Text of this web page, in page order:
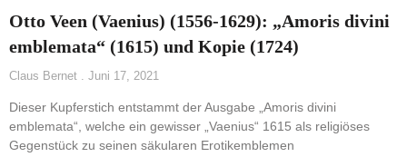
Otto Veen (Vaenius) (1556-1629): „Amoris divini
emblemata“ (1615) und Kopie (1724)
Claus Bernet Juni 17, 2021
Dieser Kupferstich entstammt der Ausgabe „Amoris divini
emblemata“, welche ein gewisser „Vaenius“ 1615 als religiöses
Gegenstück zu seinen säkularen Erotikemblemen